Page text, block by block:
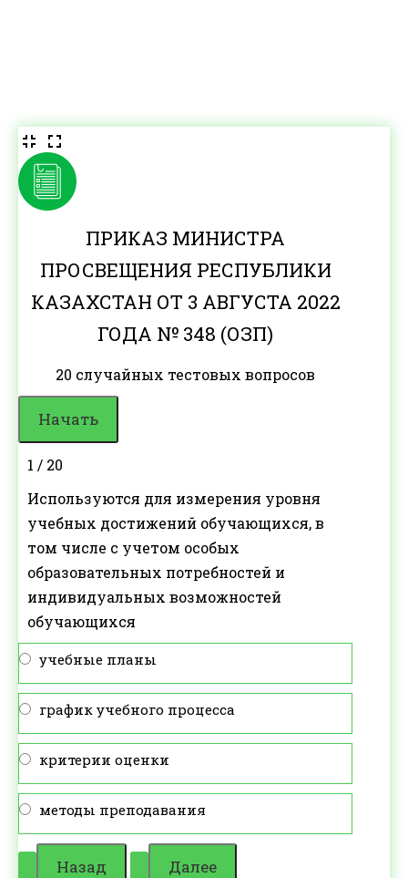
ПРИКАЗ МИНИСТРА
ПРОСВЕЩЕНИЯ РЕСПУБЛИКИ
КАЗАХСТАН ОТ 3 АВГУСТА 2022
ГОДА № 348 (ОЗП)
20 случайных тестовых вопросов
1 / 20
Используются для измерения уровня
учебных достижений обучающихся, в
том числе с учетом особых
образовательных потребностей и
индивидуальных возможностей
обучающихся
учебные планы
график учебного процесса
критерии оценки
методы преподавания